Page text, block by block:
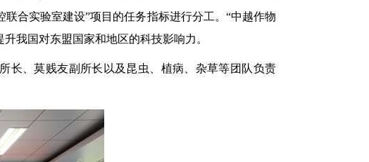
合实验室建设”项目的任务指标进行分工。“中越作物
我国对东盟国家和地区的科技影响力。
长、莫贱友副所长以及昆虫、植病、杂草等团队负责